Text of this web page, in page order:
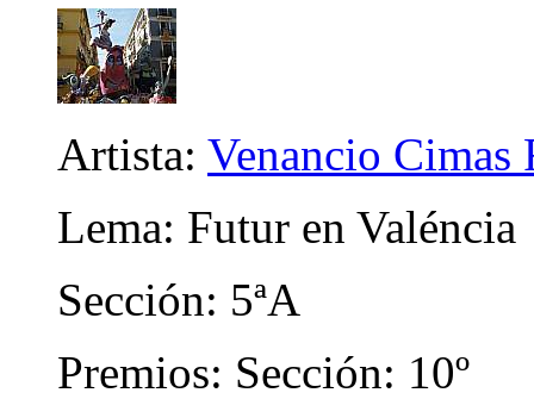
Artista: Venancio Cimas
Lema: Futur en Valéncia
Sección: 5ªA
Premios: Sección: 10º